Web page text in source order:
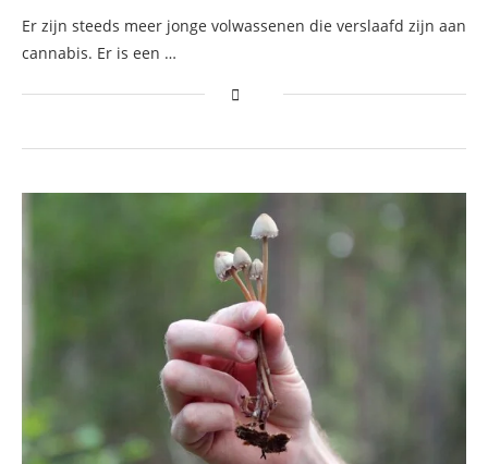
Er zijn steeds meer jonge volwassenen die verslaafd zijn aan
cannabis. Er is een …